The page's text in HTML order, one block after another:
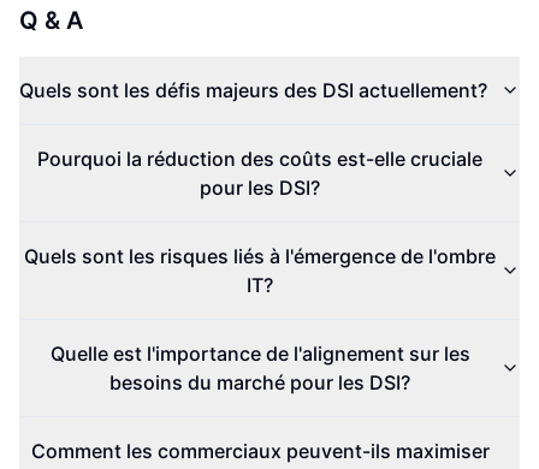
Q & A
Quels sont les défis majeurs des DSI actuellement?
Pourquoi la réduction des coûts est-elle cruciale
pour les DSI?
Quels sont les risques liés à l'émergence de l'ombre
IT?
Quelle est l'importance de l'alignement sur les
besoins du marché pour les DSI?
Comment les commerciaux peuvent-ils maximiser